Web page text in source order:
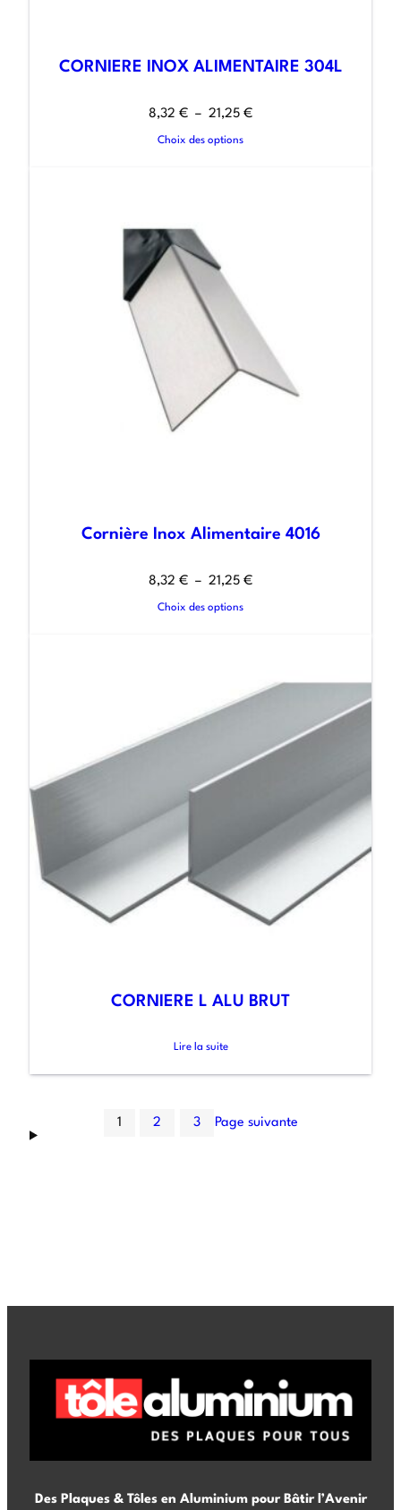
CORNIERE INOX ALIMENTAIRE 304L
8,32 € – 21,25 €
Choix des options
Cornière Inox Alimentaire 4016
8,32 € – 21,25 €
Choix des options
CORNIERE L ALU BRUT
Lire la suite
1 2 3 Page suivante
Des Plaques & Tôles en Aluminium pour Bâtir l’Avenir